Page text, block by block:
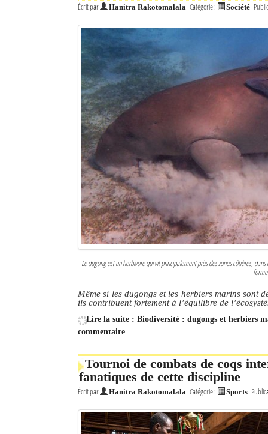
Écrit par Hanitra Rakotomalala Catégorie : Société
Le dugong est un herbivore qui vit principalement près des zones côtières,
Même si les dugongs et les herbiers marins sont
ils contribuent fortement à l’équilibre de
Lire la suite : Biodiversité : dugongs et herbiers
commentaire
Tournoi de combats de coqs
fanatiques de cette discipline
Écrit par Hanitra Rakotomalala Catégorie : Sports